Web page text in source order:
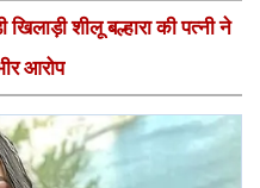
शीलू बल्हारा की पत्नी ने
आरोप